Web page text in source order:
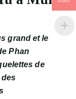
grand et le
Phan
de
des